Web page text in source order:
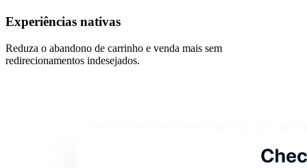
Experiências nativas
Reduza o abandono de carrinho e venda mais sem
redirecionamentos indesejados.